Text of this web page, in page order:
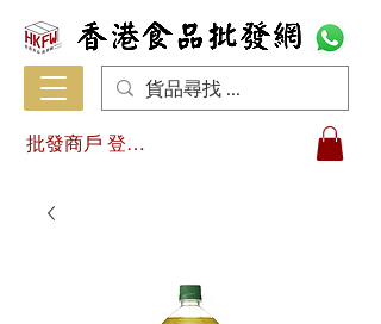
批發商戶 登入/註冊